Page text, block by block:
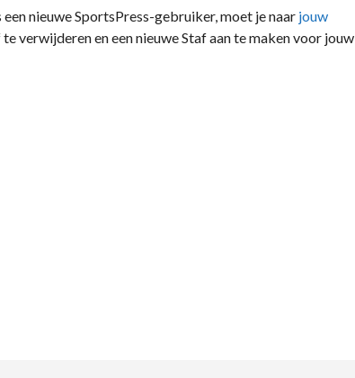
nieuwe SportsPress-gebruiker, moet je naar jouw
verwijderen en een nieuwe Staf aan te maken voor jouw